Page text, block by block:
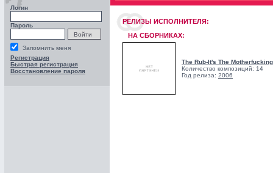
Логин
Пароль
Запомнить меня
Регистрация
Быстрая регистрация
Восстановление пароля
РЕЛИЗЫ ИCПОЛНИТЕЛЯ:
НА СБОРНИКАХ:
The Rub-It's The
Количество композиций: 14
Год релиза: 2006